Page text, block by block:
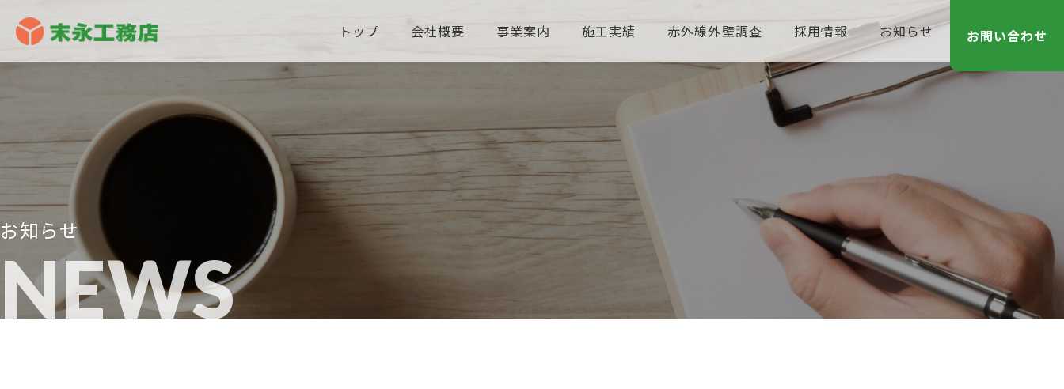
トップ 会社概要 事業案内 施工実績 赤外線外壁調査 採用情報 お知らせ お問い合わせ
お知らせ
NEWS